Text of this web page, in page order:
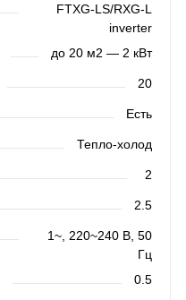
FTXG-LS/RXG-L
inverter
до 20 м2 — 2 кВт
20
Есть
Тепло-холод
2
2.5
1~, 220~240 В, 50
Гц
0.5